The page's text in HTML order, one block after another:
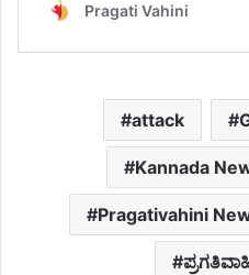
attack
Kannada
Pragativahini